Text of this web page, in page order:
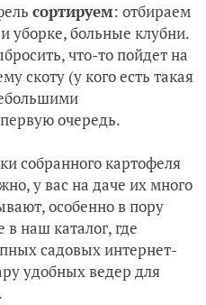
сортируем: отбираем
уборке, больные клубни.
что-то пойдет на
скоту (у кого есть такая
очередь.
собранного картофеля
у вас на даче их много
особенно в пору
в наш каталог, где
садовых интернет-
удобных ведер для
.